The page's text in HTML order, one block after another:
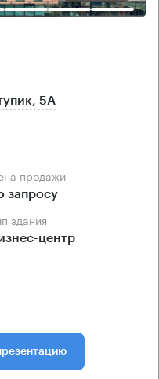
5А
продажи
запросу
здания
центр